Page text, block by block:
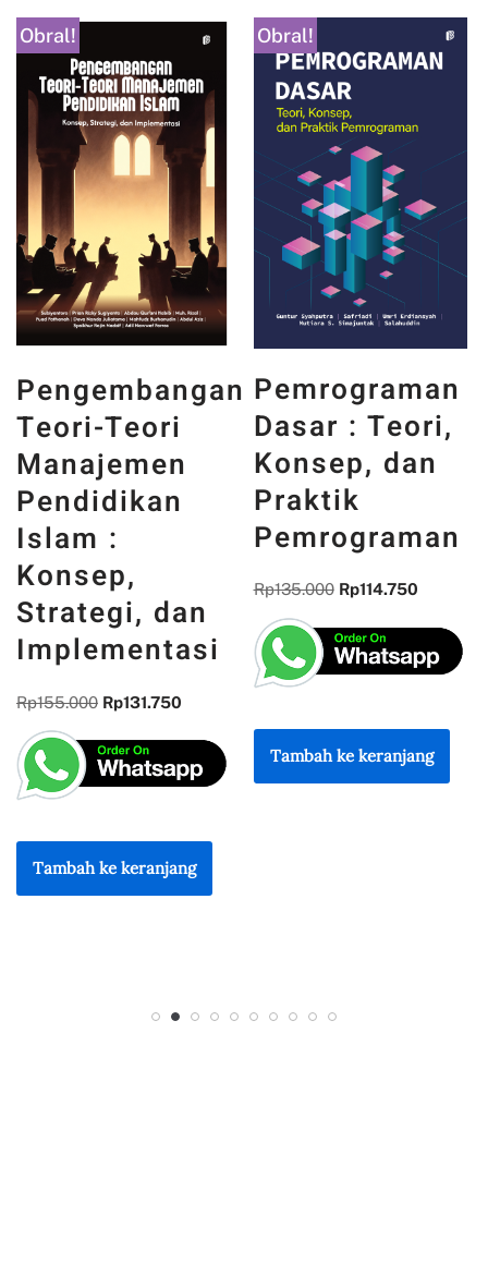
Obral!
Pemrograman
Dasar : Teori,
Konsep, dan
Praktik
Pemrograman
Rp 135.000 Rp 114.750
Tambah ke keranjang
Obral!
PANCASILA
DAN WAJAH
INDONESIA :
MEMORI,
PENGALAMAN,
DAN
REFLEKSI
KEBANGSAAN
Rp300.000 Rp255.000